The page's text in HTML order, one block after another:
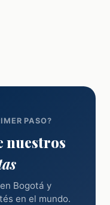
PASO?
nuestros
Bogotá y
en el mundo.